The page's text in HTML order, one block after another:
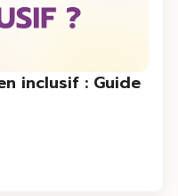
inclusif : Guide